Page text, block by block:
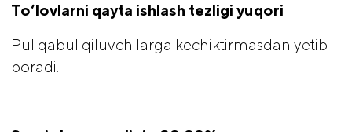
To‘lovlarni qayta ishlash tezligi yuqori
Pul qabul qiluvchilarga kechiktirmasdan yetib
boradi.